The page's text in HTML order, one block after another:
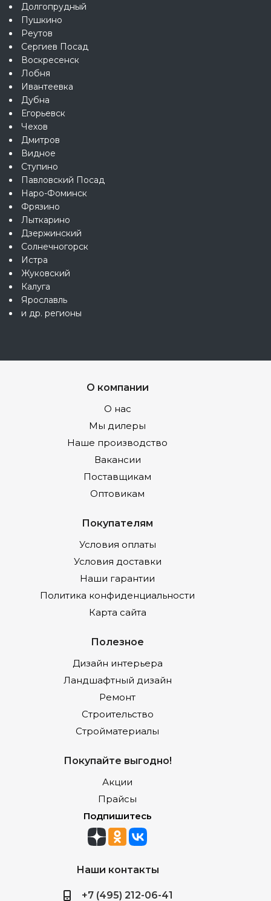
Долгопрудный
Пушкино
Реутов
Сергиев Посад
Воскресенск
Лобня
Ивантеевка
Дубна
Егорьевск
Чехов
Дмитров
Видное
Ступино
Павловский Посад
Наро-Фоминск
Фрязино
Лыткарино
Дзержинский
Солнечногорск
Истра
Жуковский
Калуга
Ярославль
и др. регионы
О компании
О нас
Мы дилеры
Наше производство
Вакансии
Поставщикам
Оптовикам
Покупателям
Условия оплаты
Условия доставки
Наши гарантии
Политика конфиденциальности
Карта сайта
Полезное
Дизайн интерьера
Ландшафтный дизайн
Ремонт
Строительство
Стройматериалы
Покупайте выгодно!
Акции
Прайсы
Подпишитесь
Наши контакты
+7 (495) 212-06-41